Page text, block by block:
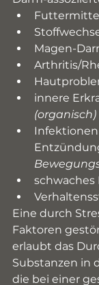
Magen-
Arthritis/
innere
(organisch)
Eine durch
Faktoren
erlaubt das
Substanzen in
die bei einer